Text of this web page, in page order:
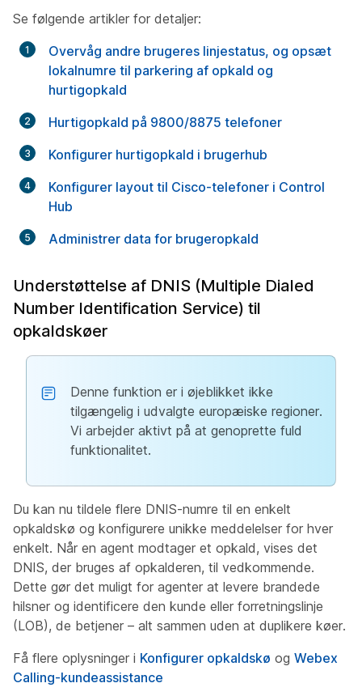
Se følgende artikler for detaljer:
Overvåg andre brugeres linjestatus, og opsæt
lokalnumre til parkering af opkald og
hurtigopkald
Hurtigopkald på 9800/8875 telefoner
Konfigurer hurtigopkald i brugerhub
Konfigurer layout til Cisco-telefoner i Control
Hub
Administrer data for brugeropkald
Understøttelse af DNIS (Multiple Dialed
Number Identification Service) til
opkaldskøer
Denne funktion er i øjeblikket ikke
tilgængelig i udvalgte europæiske regioner.
Vi arbejder aktivt på at genoprette fuld
funktionalitet.
Du kan nu tildele flere DNIS-numre til en enkelt
opkaldskø og konfigurere unikke meddelelser for hver
enkelt. Når en agent modtager et opkald, vises det
DNIS, der bruges af opkalderen, til vedkommende.
Dette gør det muligt for agenter at levere brandede
hilsner og identificere den kunde eller forretningslinje
(LOB), de betjener – alt sammen uden at duplikere køer.
Få flere oplysninger i Konfigurer opkaldskø og Webex
Calling-kundeassistance